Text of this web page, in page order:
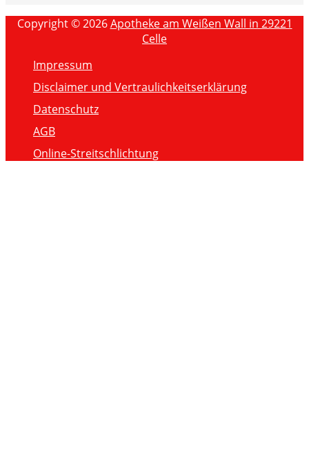
Copyright © 2026Apotheke am Weißen Wall in 29221
Celle
Impressum
Disclaimer und Vertraulichkeitserklärung
Datenschutz
AGB
Online-Streitschlichtung